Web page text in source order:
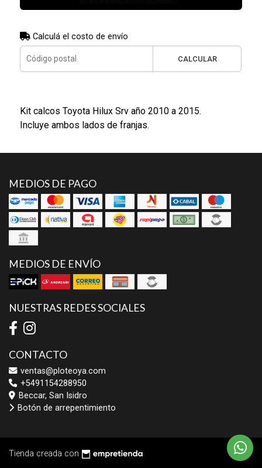
Calculá el costo de envío
CALCULAR
Kit calcos Toyota Hilux Srv año 2010 a 2015.
Incluye ambos lados de franjas.
MEDIOS DE PAGO
MEDIOS DE ENVÍO
NUESTRAS REDES SOCIALES
CONTACTO
ventas@ploteoya.com
+5491154288950
Beccar, San Isidro
Botón de arrepentimiento
Tienda creada con